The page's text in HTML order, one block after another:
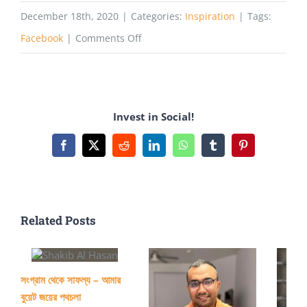
December 18th, 2020 | Categories: Inspiration | Tags:
Facebook | Comments Offon
ফেসবুকের
নেটওয়ার্ক
Invest in Social!
Facebook
X RedditLinkedInWhatsAppTumblrPinterest
Related Posts
সংগ্রাম থেকে সাফল্য – আমার
বুয়েট জয়ের পথচলা